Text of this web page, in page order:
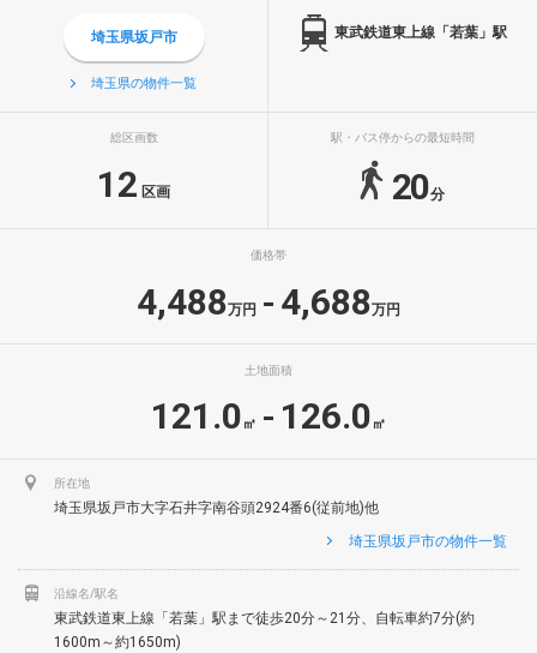
埼玉県坂戸市
埼玉県の物件一覧
東武鉄道東上線「若葉」駅
総区画数
12 区画
駅・バス停からの最短時間
20分
価格帯
4,488万円 - 4,688万円
土地面積
121.0 ㎡ - 126.0 ㎡
所在地
埼玉県坂戸市大字石井字南谷頭2924番6(従前地)他
埼玉県坂戸市の物件一覧
沿線名/駅名
東武鉄道東上線「若葉」駅まで徒歩20分～21分、自転車約7分(約
1600m～約1650m)